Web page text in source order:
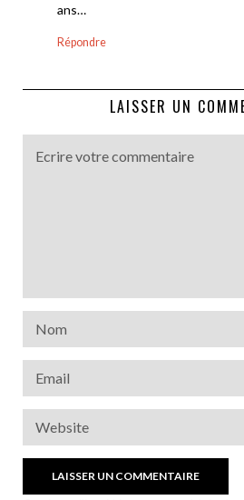
ans…
Répondre
LAISSER UN